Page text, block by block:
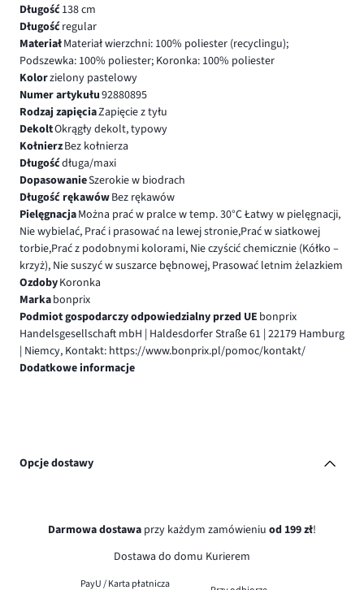
Długość138 cm
Długośćregular
MateriałMateriał wierzchni: 100% poliester (recyclingu);
Podszewka: 100% poliester; Koronka: 100% poliester
Kolorzielony pastelowy
Numer artykułu92880895
Rodzaj zapięciaZapięcie z tyłu
DekoltOkrągły dekolt, typowy
KołnierzBez kołnierza
Długośćdługa/maxi
DopasowanieSzerokie w biodrach
Długość rękawówBez rękawów
PielęgnacjaMożna prać w pralce w temp. 30°C Łatwy w pielęgnacji,
Nie wybielać, Prać i prasować na lewej stronie,Prać w siatkowej
torbie,Prać z podobnymi kolorami, Nie czyścić chemicznie (Kółko –
krzyż), Nie suszyć w suszarce bębnowej, Prasować letnim żelazkiem
OzdobyKoronka
Markabonprix
Podmiot gospodarczy odpowiedzialny przed UE bonprix
Handelsgesellschaft mbH | Haldesdorfer Straße 61 | 22179 Hamburg
| Niemcy, Kontakt: https://www.bonprix.pl/pomoc/kontakt/
Dodatkowe informacje
Opcje dostawy
Darmowa dostawa przy każdym zamówieniu od 199 zł!
Dostawa do domu Kurierem
PayU / Karta płatnicza